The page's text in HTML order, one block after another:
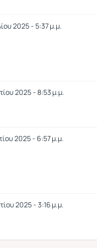
2025 - 5:37 μ.μ.
2025 - 8:53 μ.μ.
2025 - 6:57 μ.μ.
2025 - 3:16 μ.μ.